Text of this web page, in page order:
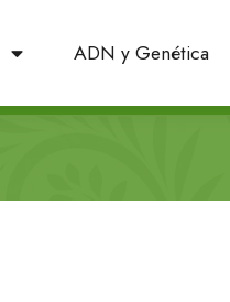
ADN y Genética